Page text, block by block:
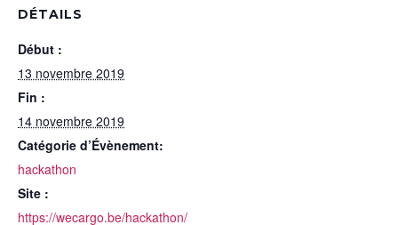
DÉTAILS
Début :
13 novembre 2019
Fin :
14 novembre 2019
Catégorie d’Évènement:
hackathon
Site :
https://wecargo.be/hackathon/